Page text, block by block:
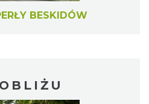
BESKIDÓW